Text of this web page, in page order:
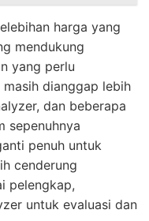
harga yang
mendukung
yang perlu
dianggap lebih
dan beberapa
sepenuhnya
penuh untuk
cenderung
pelengkap,
untuk evaluasi dan